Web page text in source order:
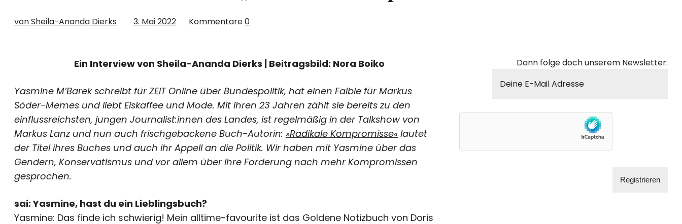
von Sheila-Ananda Dierks 3. Mai 2022 Kommentare0
Ein Interview von Sheila-Ananda Dierks | Beitragsbild: Nora Boiko
Yasmine M’Barek schreibt für ZEIT Online über Bundespolitik, hat einen Faible für Markus
Söder-Memes und liebt Eiskaffee und Mode. Mit ihren 23 Jahren zählt sie bereits zu den
einflussreichsten, jungen Journalist:innen des Landes, ist regelmäßig in der Talkshow von
Markus Lanz und nun auch frischgebackene Buch-Autorin: »Radikale Kompromisse« lautet
der Titel ihres Buches und auch ihr Appell an die Politik. Wir haben mit Yasmine über das
Gendern, Konservatismus und vor allem über ihre Forderung nach mehr Kompromissen
gesprochen.
sai: Yasmine, hast du ein Lieblingsbuch?
Yasmine: Das finde ich schwierig! Mein alltime-favourite ist das Goldene Notizbuch von Doris
Dann folge doch unserem Newsletter: